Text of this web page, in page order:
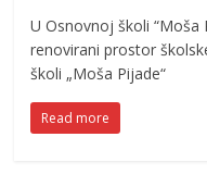
U Osnovnoj školi “Moša
renovirani prostor
školi „Moša Pijade“
Read more